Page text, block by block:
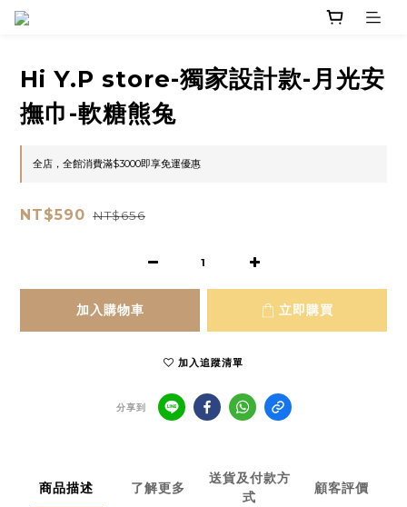
Hi Y.P store-獨家設計款-月光安
撫巾-軟糖熊兔
全店，全館消費滿$3000即享免運優惠
NT$590 NT$656
加入購物車 立即購買
加入追蹤清單
分享到
商品描述 了解更多
送貨及付款方
式
顧客評價